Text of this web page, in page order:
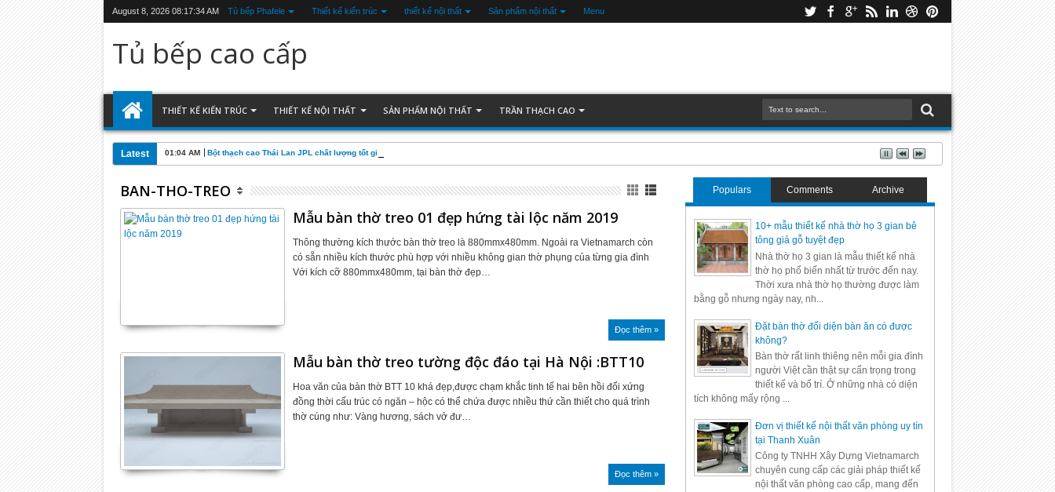
August 8, 2026 08:17:35 AM Tủ bếp Phafele Thiết kế kiến trúc thiết kế nội thất Sản phẩm nội thất Menu
Tủ bếp cao cấp
THIẾT KẾ KIẾN TRÚC THIẾT KẾ NỘI THẤT SẢN PHẨM NỘI THẤT TRẦN THẠCH CAO
Latest 01:04 AM Bột thạch cao Thái Lan JPL chất lượng tốt giá rẻ
BAN-THO-TREO
Mẫu bàn thờ treo 01 đẹp hứng tài lộc năm 2019
Thông thường kích thước bàn thờ treo là 880mmx480mm. Ngoài ra Vietnamarch còn
có sẵn nhiều kích thước phù hợp với nhiều không gian thờ phụng của từng gia đình
Với kích cỡ 880mmx480mm, tại bàn thờ đẹp…
Đọc thêm »
Mẫu bàn thờ treo tường độc đáo tại Hà Nội :BTT10
Hoa văn của bàn thờ BTT 10 khá đẹp,được chạm khắc tinh tế hai bên hồi đối xứng
đồng thời cấu trúc có ngăn – hộc có thể chứa được nhiều thứ cần thiết cho quá trình
thờ cúng như: Vàng hương, sách vở đư…
Đọc thêm »
Populars Comments Archive
10+ mẫu thiết kế nhà thờ họ 3 gian bê
tông giả gỗ tuyệt đẹp
Nhà thờ họ 3 gian là mẫu thiết kế nhà
thờ họ phổ biến nhất từ trước đến nay.
Thời xưa nhà thờ họ thường được làm
bằng gỗ nhưng ngày nay, nh...
Đặt bàn thờ đối diện bàn ăn có được
không?
Bàn thờ rất linh thiêng nên mỗi gia đình
người Việt cần thật sự cẩn trọng trong
thiết kế và bố trí. Ở những nhà có diện
tích không mấy rộng ...
Đơn vị thiết kế nội thất văn phòng uy tín
tại Thanh Xuân
Công ty TNHH Xây Dựng Vietnamarch
chuyên cung cấp các giải pháp thiết kế
nội thất văn phòng cao cấp, mang đến